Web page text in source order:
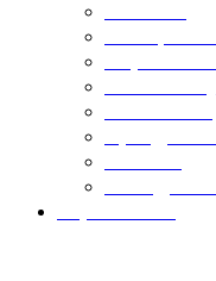
Постные
Холодные